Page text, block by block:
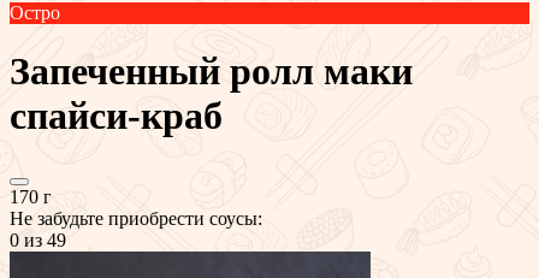
Остро
Запеченный ролл маки
спайси-краб
170 г
Не забудьте приобрести соусы:
0 из 49